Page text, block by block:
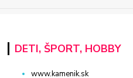
DETI, ŠPORT, HOBBY
www.kamenik.sk